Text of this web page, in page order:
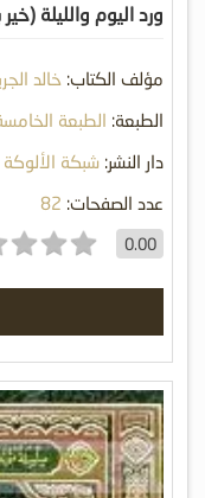
ورد اليوم والليلة
مؤلف الكتاب: خالد
الطبعة: الطبعة
دار النشر: شبكة الألوكة
عدد الصفحات: 82
0.00